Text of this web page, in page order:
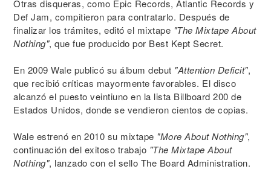
Otras disqueras, como Epic Records, Atlantic Records y
Def Jam, compitieron para contratarlo. Después de
finalizar los trámites, editó el mixtape "The Mixtape About
Nothing", que fue producido por Best Kept Secret.
En 2009 Wale publicó su álbum debut "Attention Deficit",
que recibió críticas mayormente favorables. El disco
alcanzó el puesto veintiuno en la lista Billboard 200 de
Estados Unidos, donde se vendieron cientos de copias.
Wale estrenó en 2010 su mixtape "More About Nothing",
continuación del exitoso trabajo "The Mixtape About
Nothing", lanzado con el sello The Board Administration.